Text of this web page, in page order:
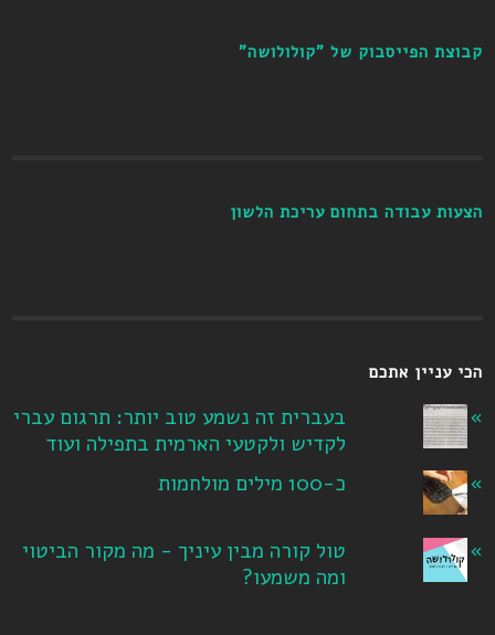
קבוצת הפייסבוק של "קולולושה"
הצעות עבודה בתחום עריכת הלשון
הכי עניין אתכם
בעברית זה נשמע טוב יותר: תרגום עברי
לקדיש ולקטעי הארמית בתפילה ועוד
כ-100 מילים מולחמות
טול קורה מבין עיניך - מה מקור הביטוי
ומה משמעו?